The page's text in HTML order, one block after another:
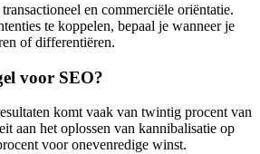
en commerciële oriëntatie.
te koppelen, bepaal je wanneer je
of differentiëren.
voor SEO?
komt vaak van twintig procent van
aan het oplossen van kannibalisatie op
voor onevenredige winst.